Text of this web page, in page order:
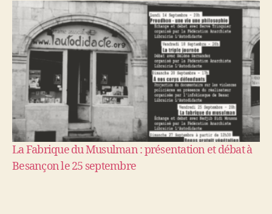
La Fabrique du Musulman : présentation et débat à
Besançon le 25 septembre